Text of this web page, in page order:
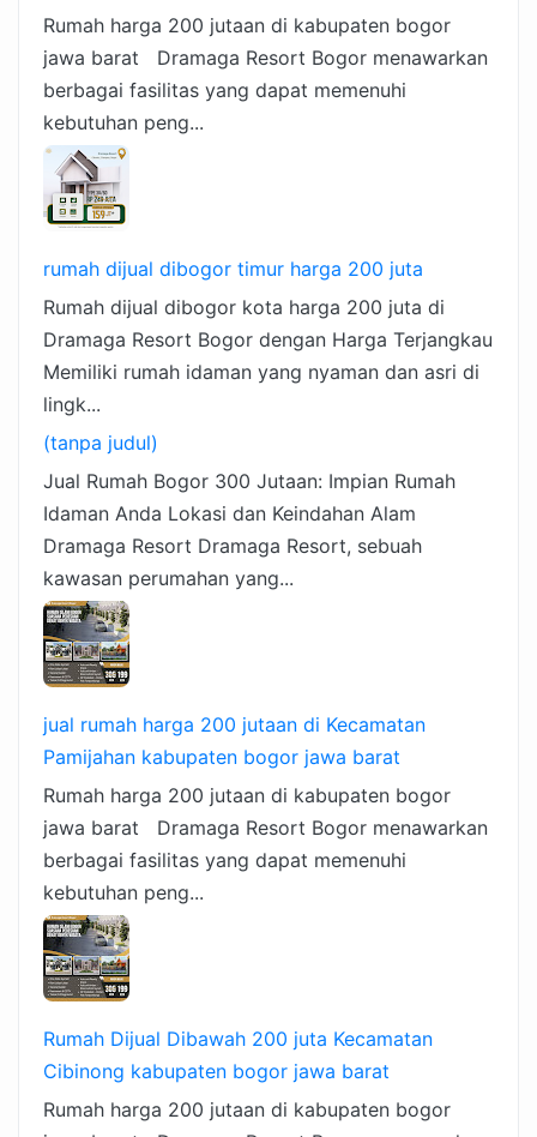
Rumah harga 200 jutaan di kabupaten bogor
jawa barat Dramaga Resort Bogor menawarkan
berbagai fasilitas yang dapat memenuhi
kebutuhan peng...
rumah dijual dibogor timur harga 200 juta
Rumah dijual dibogor kota harga 200 juta di
Dramaga Resort Bogor dengan Harga Terjangkau
Memiliki rumah idaman yang nyaman dan asri di
lingk...
(tanpa judul)
Jual Rumah Bogor 300 Jutaan: Impian Rumah
Idaman Anda Lokasi dan Keindahan Alam
Dramaga Resort Dramaga Resort, sebuah
kawasan perumahan yang...
jual rumah harga 200 jutaan di Kecamatan
Pamijahan kabupaten bogor jawa barat
Rumah harga 200 jutaan di kabupaten bogor
jawa barat Dramaga Resort Bogor menawarkan
berbagai fasilitas yang dapat memenuhi
kebutuhan peng...
Rumah Dijual Dibawah 200 juta Kecamatan
Cibinong kabupaten bogor jawa barat
Rumah harga 200 jutaan di kabupaten bogor